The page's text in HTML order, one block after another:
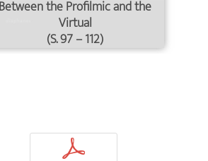
Between the Profilmic and the
Virtual
(S. 97 – 112)
p